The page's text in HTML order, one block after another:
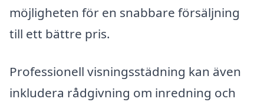
möjligheten för en snabbare försäljning
till ett bättre pris.
Professionell visningsstädning kan även
inkludera rådgivning om inredning och